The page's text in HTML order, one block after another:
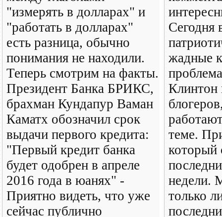
"измерять в долларах" и
"работать в долларах"
есть разница, обычно
понимания не находили.
Теперь смотрим на факты.
Президент Банка БРИКС,
брахман Кундапур Ваман
Каматх обозначил срок
выдачи первого кредита:
"Первый кредит банка
будет одобрен в апреле
2016 года в юанях" -
Приятно видеть, что уже
сейчас публично
Сегодня
жадные
Клинтон
теме.
который
недели.
только